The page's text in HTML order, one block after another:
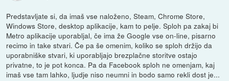
Predstavljate si, da imaš vse naloženo, Steam, Chrome Store,
Windows Store, desktop aplikacije, kam to pelje. Sploh pa zakaj bi
Metro aplikacije uporabljal, če ima že Google vse on-line, pisarno
recimo in take stvari. Če pa še omenim, koliko se sploh držijo da
uporabniške stvari, ki uporabljajo brezplačne storitve ostajo
privatne, to je pot konca. Pa da Facebook sploh ne omenjam, kaj
imaš vse tam lahko, ljudje niso neumni in bodo samo rekli dost je...